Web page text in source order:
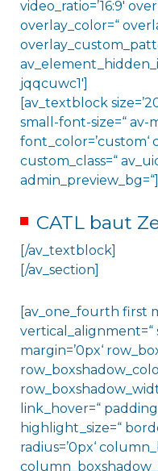
video_ratio=’16:9′
overlay_color=“
jqqcuwc1′]
[av_textblock
small-font-size=“ av-
font_color=’custom‘
custom_class=“
admin_preview_bg=“]
CATL baut
[/av_textblock]
[/av_section]
[av_one_fourth first
vertical_alignment=“
margin=’0px‘
link_hover=“
highlight_size=“
radius=’0px‘